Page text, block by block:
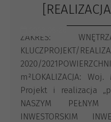
[REALIZACJA]
ZAKRES:
KLUCZPROJEKT/
2020/
m²LOKALIZACJA:
Projekt i realizacja
NASZYM PEŁNYM
INWESTORSKIM